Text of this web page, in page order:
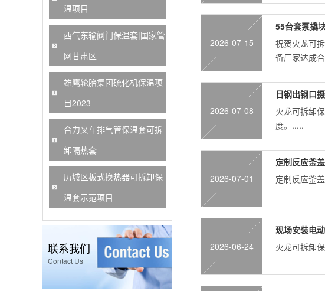
温项目
西气东输阀门保温套|国家管
网甘肃区
雄鹰轮胎集团硫化机保温项
目2023
合力叉车排气管保温套可拆
卸隔热套
历城区板式换热器可拆卸保
温套示范项目
联系我们
Contact Us
2026-07-15
55台套泵撬
祝贺火龙可
备厂家达成
2026-07-08
日钢出钢口
火龙可拆卸
度。.....
2026-07-01
定制反应釜
定制反应釜
2026-06-24
现场安装电
火龙可拆卸